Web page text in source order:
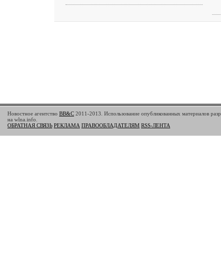
Новостное агентство BB&C 2011-2013. Использование опубликованных материалов
на wlna.info.
ОБРАТНАЯ СВЯЗЬ РЕКЛАМА ПРАВООБЛАДАТЕЛЯМ RSS-ЛЕНТА